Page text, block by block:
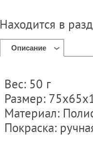
Находится в
Описание
Вес: 50 г
Размер:
Материал:
Покраска: